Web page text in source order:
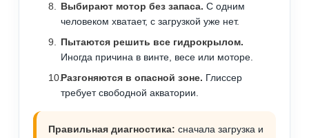
Выбирают мотор без запаса. С одним
человеком хватает, с загрузкой уже нет.
Пытаются решить все гидрокрылом.
Иногда причина в винте, весе или моторе.
Разгоняются в опасной зоне. Глиссер
требует свободной акватории.
Правильная диагностика: сначала загрузка и